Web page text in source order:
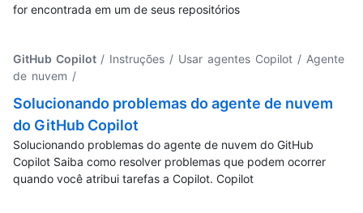
for encontrada em um de seus repositórios
GitHub Copilot / Instruções / Usar agentes Copilot / Agente
de nuvem /
Solucionando problemas do agente de nuvem
do GitHub Copilot
Solucionando problemas do agente de nuvem do GitHub
Copilot Saiba como resolver problemas que podem ocorrer
quando você atribui tarefas a Copilot. Copilot